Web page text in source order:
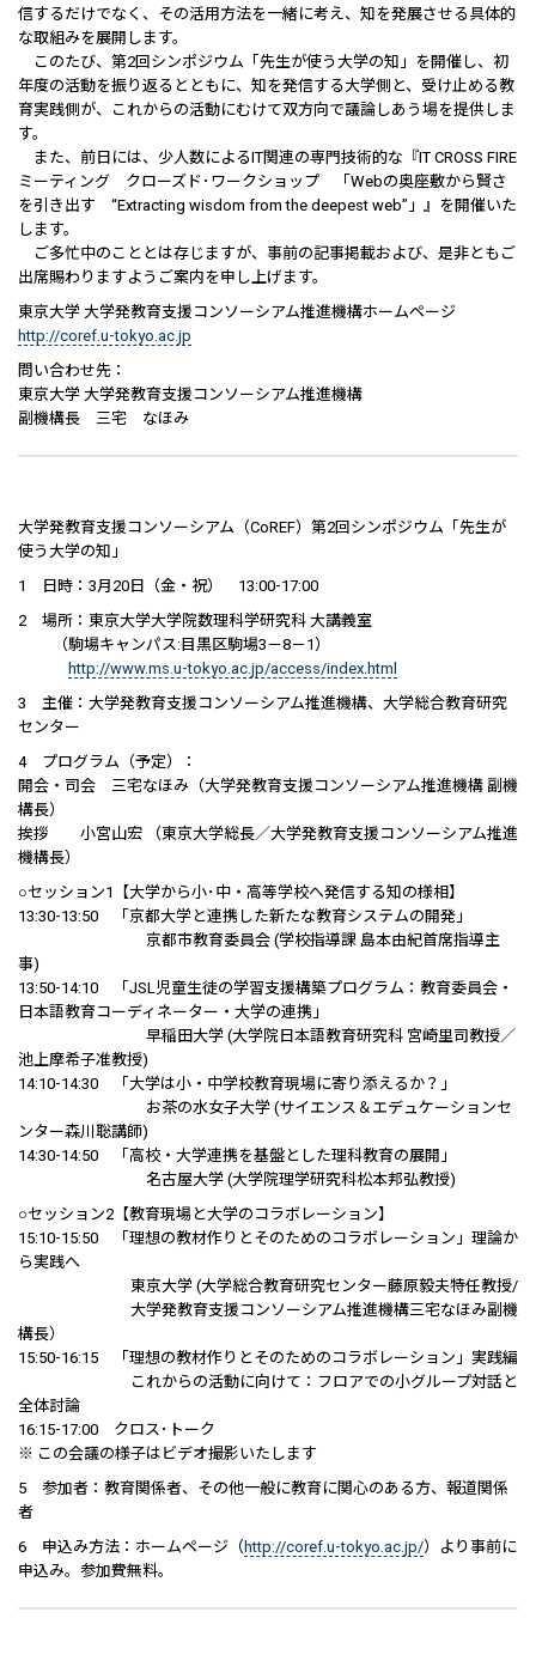
信するだけでなく、その活用方法を一緒に考え、知を発展させる具体的
な取組みを展開します。
このたび、第2回シンポジウム「先生が使う大学の知」を開催し、初
年度の活動を振り返るとともに、知を発信する大学側と、受け止める教
育実践側が、これからの活動にむけて双方向で議論しあう場を提供しま
す。
また、前日には、少人数によるIT関連の専門技術的な『IT CROSS FIRE
ミーティング クローズド･ワークショップ 「Webの奥座敷から賢さ
を引き出す “Extracting wisdom from the deepest web”」』を開催いた
します。
ご多忙中のこととは存じますが、事前の記事掲載および、是非ともご
出席賜わりますようご案内を申し上げます。
東京大学 大学発教育支援コンソーシアム推進機構ホームページ
http://coref.u-tokyo.ac.jp
問い合わせ先：
東京大学 大学発教育支援コンソーシアム推進機構
副機構長 三宅 なほみ
大学発教育支援コンソーシアム（CoREF）第2回シンポジウム「先生が
使う大学の知」
1 日時：3月20日（金・祝） 13:00-17:00
2 場所：東京大学大学院数理科学研究科 大講義室
（駒場キャンパス:目黒区駒場3－8－1）
http://www.ms.u-tokyo.ac.jp/access/index.html
3 主催：大学発教育支援コンソーシアム推進機構、大学総合教育研究
センター
4 プログラム（予定）：
開会・司会 三宅なほみ（大学発教育支援コンソーシアム推進機構 副機
構長）
挨拶 小宮山宏 （東京大学総長／大学発教育支援コンソーシアム推進
機構長）
○セッション1【大学から小･中・高等学校へ発信する知の様相】
13:30-13:50 「京都大学と連携した新たな教育システムの開発」
京都市教育委員会 (学校指導課 島本由紀首席指導主
事)
13:50-14:10 「JSL児童生徒の学習支援構築プログラム：教育委員会・
日本語教育コーディネーター・大学の連携」
早稲田大学 (大学院日本語教育研究科 宮崎里司教授／
池上摩希子准教授)
14:10-14:30 「大学は小・中学校教育現場に寄り添えるか？」
お茶の水女子大学 (サイエンス＆エデュケーションセ
ンター森川聡講師)
14:30-14:50 「高校・大学連携を基盤とした理科教育の展開」
名古屋大学 (大学院理学研究科松本邦弘教授)
○セッション2【教育現場と大学のコラボレーション】
15:10-15:50 「理想の教材作りとそのためのコラボレーション」理論か
ら実践へ
東京大学 (大学総合教育研究センター藤原毅夫特任教授/
大学発教育支援コンソーシアム推進機構三宅なほみ副機
構長）
15:50-16:15 「理想の教材作りとそのためのコラボレーション」実践編
これからの活動に向けて：フロアでの小グループ対話と
全体討論
16:15-17:00 クロス･トーク
※ この会議の様子はビデオ撮影いたします
5 参加者：教育関係者、その他一般に教育に関心のある方、報道関係
者
6 申込み方法：ホームページ（ http://coref.u-tokyo.ac.jp/）より事前に
申込み。参加費無料。